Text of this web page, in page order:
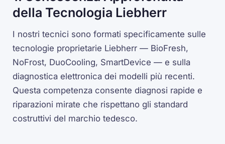
della Tecnologia Liebherr
I nostri tecnici sono formati specificamente sulle
tecnologie proprietarie Liebherr — BioFresh,
NoFrost, DuoCooling, SmartDevice — e sulla
diagnostica elettronica dei modelli più recenti.
Questa competenza consente diagnosi rapide e
riparazioni mirate che rispettano gli standard
costruttivi del marchio tedesco.